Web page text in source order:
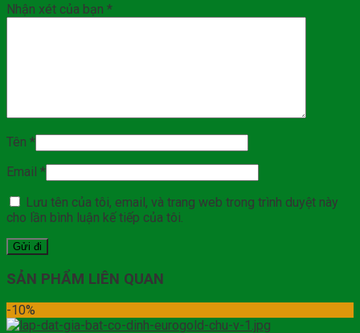
Nhận xét của bạn *
Tên *
Email *
Lưu tên của tôi, email, và trang web trong trình duyệt này
cho lần bình luận kế tiếp của tôi.
SẢN PHẨM LIÊN QUAN
-10%